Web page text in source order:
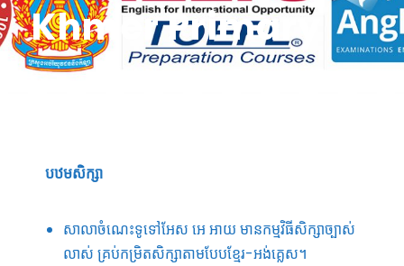
Khmer Primary
បឋមសិក្សា
សាលាចំណេះទូទៅអែស អេ អាយ មានកម្មវិធីសិក្សាច្បាស់
លាស់ គ្រប់កម្រិតសិក្សាតាមបែបខ្មែរ-អង់គ្លេស។